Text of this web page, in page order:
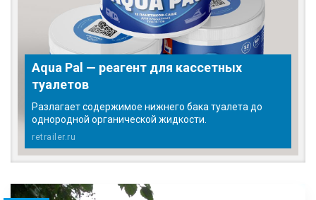
Aqua Pal — pеагент для кассетных
туалетов
Разлагает содержимое нижнего бака туалета до
однородной органической жидкости.
retrailer.ru